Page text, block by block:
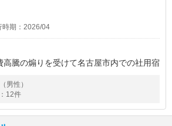
時期：2026/04
高騰の煽りを受けて名古屋市内での社用宿
ので4回、計10泊ほど利用しました。およ
男性）
12件